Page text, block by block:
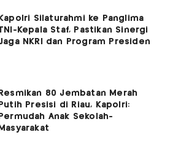
Kapolri Silaturahmi ke Panglima
Kepala Staf, Pastikan Sinergi
NKRI dan Program Presiden
Resmikan 80 Jembatan Merah
Putih Presisi di Riau, Kapolri:
Permudah Anak Sekolah-
Masyarakat